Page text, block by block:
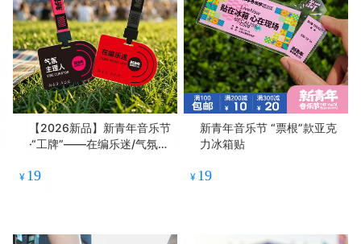
【2026新品】新青年音乐节
·“工牌”——在编乐迷/气氛主
¥ 19
新青年音乐节 “票根”款亚克
力冰箱贴
¥ 19